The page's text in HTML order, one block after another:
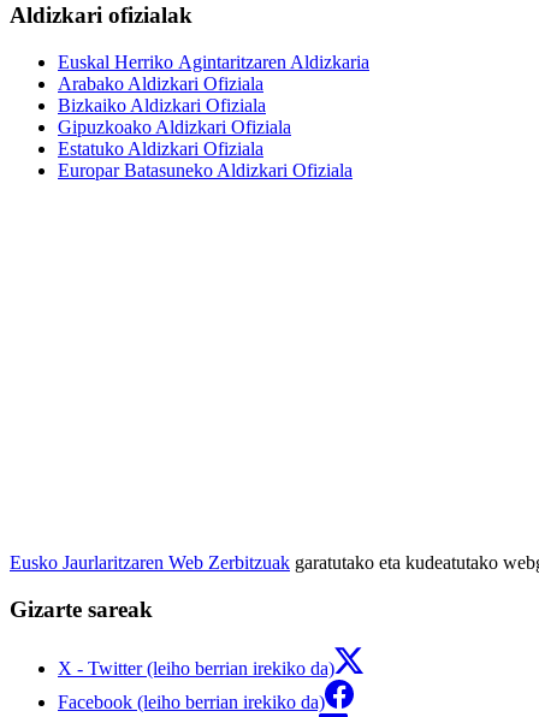
Aldizkari ofizialak
Euskal Herriko Agintaritzaren Aldizkaria
Arabako Aldizkari Ofiziala
Bizkaiko Aldizkari Ofiziala
Gipuzkoako Aldizkari Ofiziala
Estatuko Aldizkari Ofiziala
Europar Batasuneko Aldizkari Ofiziala
Eusko Jaurlaritzaren Web Zerbitzuak garatutako eta kudeatutako
Gizarte sareak
X - Twitter (leiho berrian irekiko da)
Facebook (leiho berrian irekiko da)